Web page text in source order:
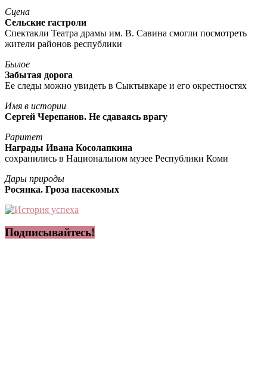
Сцена
Сельские гастроли
Спектакли Театра драмы им. В. Савина смогли посмотреть
жители районов республики
Былое
Забытая дорога
Ее следы можно увидеть в Сыктывкаре и его окрестностях
Имя в истории
Сергей Черепанов. Не сдаваясь врагу
Раритет
Награды Ивана Косолапкина
сохранились в Национальном музее Республики Коми
Дары природы
Росянка. Гроза насекомых
Подписывайтесь!